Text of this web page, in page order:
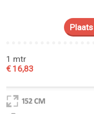
1 mtr
€ 16,83